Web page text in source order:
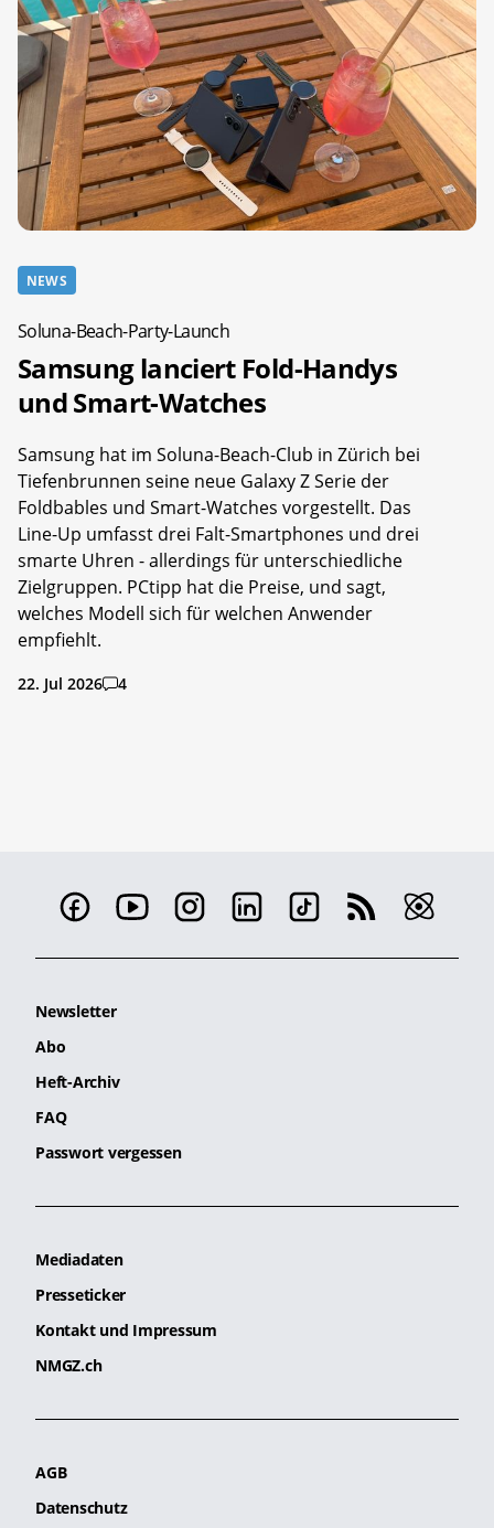
NEWS
Soluna-Beach-Party-Launch
Samsung lanciert Fold-Handys
und Smart-Watches
Samsung hat im Soluna-Beach-Club in Zürich bei
Tiefenbrunnen seine neue Galaxy Z Serie der
Foldbables und Smart-Watches vorgestellt. Das
Line-Up umfasst drei Falt-Smartphones und drei
smarte Uhren - allerdings für unterschiedliche
Zielgruppen. PCtipp hat die Preise, und sagt,
welches Modell sich für welchen Anwender
empfiehlt.
22. Jul 2026 4
Newsletter
Abo
Heft-Archiv
FAQ
Passwort vergessen
Mediadaten
Presseticker
Kontakt und Impressum
NMGZ.ch
AGB
Datenschutz